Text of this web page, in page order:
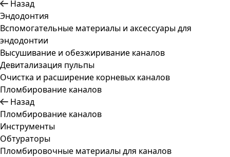
Назад
Эндодонтия
Вспомогательные материалы и аксессуары для
эндодонтии
Высушивание и обезжиривание каналов
Девитализация пульпы
Очистка и расширение корневых каналов
Пломбирование каналов
Назад
Пломбирование каналов
Инструменты
Обтураторы
Пломбировочные материалы для каналов